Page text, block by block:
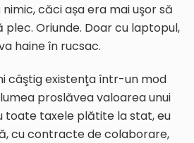
căci așa era mai uşor să
plec. Oriunde. Doar cu laptopul,
haine în rucsac.
câştig existenţa într-un mod
proslăvea valoarea unui
toate taxele plătite la stat, eu
cu contracte de colaborare,